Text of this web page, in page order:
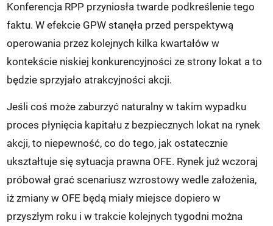
Konferencja RPP przyniosła twarde podkreślenie tego
faktu. W efekcie GPW stanęła przed perspektywą
operowania przez kolejnych kilka kwartałów w
kontekście niskiej konkurencyjności ze strony lokat a to
będzie sprzyjało atrakcyjności akcji.
Jeśli coś może zaburzyć naturalny w takim wypadku
proces płynięcia kapitału z bezpiecznych lokat na rynek
akcji, to niepewność, co do tego, jak ostatecznie
ukształtuje się sytuacja prawna OFE. Rynek już wczoraj
próbował grać scenariusz wzrostowy wedle założenia,
iż zmiany w OFE będą miały miejsce dopiero w
przyszłym roku i w trakcie kolejnych tygodni można